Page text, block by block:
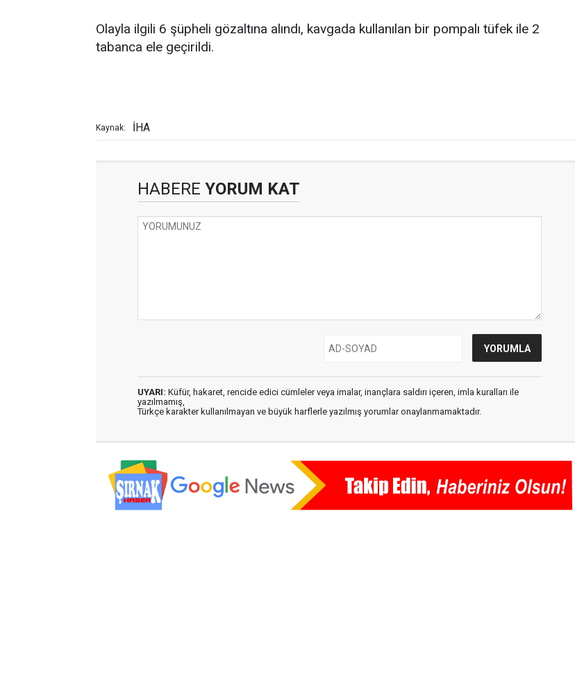
Olayla ilgili 6 şüpheli gözaltına alındı, kavgada kullanılan bir pompalı tüfek ile 2
tabanca ele geçirildi.
Kaynak: İHA
HABERE YORUM KAT
UYARI: Küfür, hakaret, rencide edici cümleler veya imalar, inançlara saldırı içeren, imla kuralları ile
yazılmamış,
Türkçe karakter kullanılmayan ve büyük harflerle yazılmış yorumlar onaylanmamaktadır.